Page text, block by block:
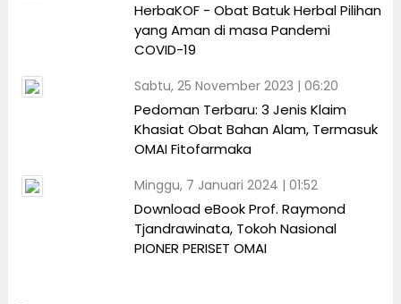
HerbaKOF - Obat Batuk Herbal Pilihan
yang Aman di masa Pandemi
COVID-19
Sabtu, 25 November 2023 | 06:20
Pedoman Terbaru: 3 Jenis Klaim
Khasiat Obat Bahan Alam, Termasuk
OMAI Fitofarmaka
Minggu, 7 Januari 2024 | 01:52
Download eBook Prof. Raymond
Tjandrawinata, Tokoh Nasional
PIONER PERISET OMAI